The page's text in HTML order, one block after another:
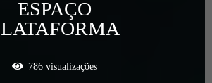
ESPAÇO
786visualizações